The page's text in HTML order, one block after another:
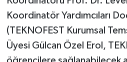
Koordinatör Yardımcıları
(TEKNOFEST Kurumsal
Üyesi Gülcan Özel Erol,